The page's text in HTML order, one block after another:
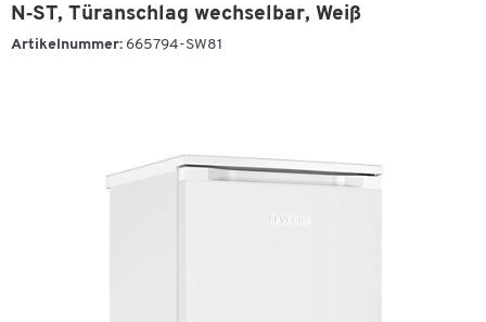
N‑ST, Türanschlag wechselbar, Weiß
Artikelnummer: 665794-SW81